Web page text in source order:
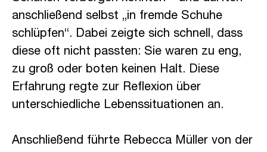
anschließend selbst „in fremde Schuhe
schlüpfen“. Dabei zeigte sich schnell, dass
diese oft nicht passten: Sie waren zu eng,
zu groß oder boten keinen Halt. Diese
Erfahrung regte zur Reflexion über
unterschiedliche Lebenssituationen an.
Anschließend führte Rebecca Müller von der